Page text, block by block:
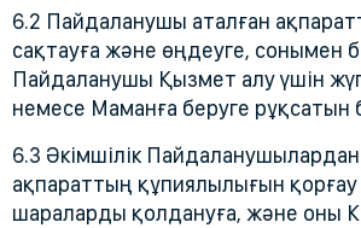
6.2 Пайдаланушы аталған
сақтауға және өңдеуге, сонымен
Пайдаланушы Қызмет алу үшін
немесе Маманға беруге рұқсатын
6.3 Әкімшілік
ақпараттың құпиялылығын
шараларды қолдануға, және оны